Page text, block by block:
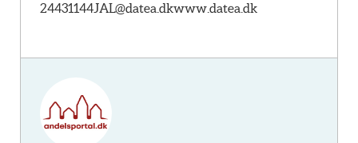
24431144JAL@datea.dkwww.datea.dk